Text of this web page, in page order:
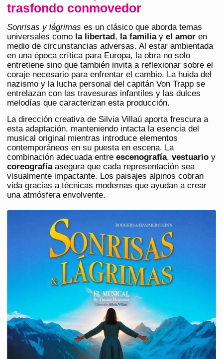
trasfondo conmovedor
Sonrisas y lágrimas es un clásico que aborda temas
universales como la libertad , la familiay el amor en
medio de circunstancias adversas. Al estar ambientada
en una época crítica para Europa, la obra no solo
entretiene sino que también invita a reflexionar sobre el
coraje necesario para enfrentar el cambio. La huida del
nazismo y la lucha personal del capitán Von Trapp se
entrelazan con las travesuras infantiles y las dulces
melodías que caracterizan esta producción.
La dirección creativa de Silvia Villaú aporta frescura a
esta adaptación, manteniendo intacta la esencia del
musical original mientras introduce elementos
contemporáneos en su puesta en escena. La
combinación adecuada entre escenografía, vestuario y
coreografíaasegura que cada representación sea
visualmente impactante. Los paisajes alpinos cobran
vida gracias a técnicas modernas que ayudan a crear
una atmósfera envolvente.